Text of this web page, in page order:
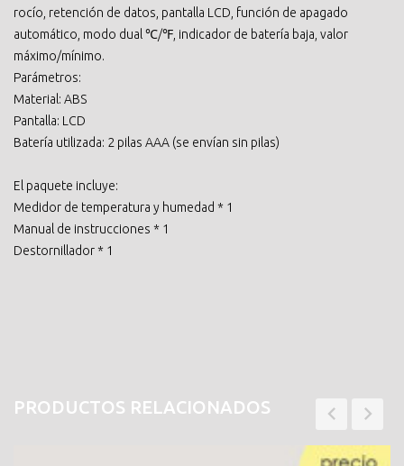
rocío, retención de datos, pantalla LCD, función de apagado
automático, modo dual ℃/℉, indicador de batería baja, valor
máximo/mínimo.
Parámetros:
Material: ABS
Pantalla: LCD
Batería utilizada: 2 pilas AAA (se envían sin pilas)
El paquete incluye:
Medidor de temperatura y humedad * 1
Manual de instrucciones * 1
Destornillador * 1
PRODUCTOS RELACIONADOS